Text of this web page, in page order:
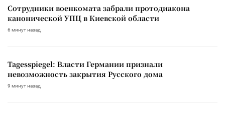
Сотрудники военкомата забрали протодиакона
канонической УПЦ в Киевской области
6 минут назад
Tagesspiegel: Власти Германии признали
невозможность закрытия Русского дома
9 минут назад